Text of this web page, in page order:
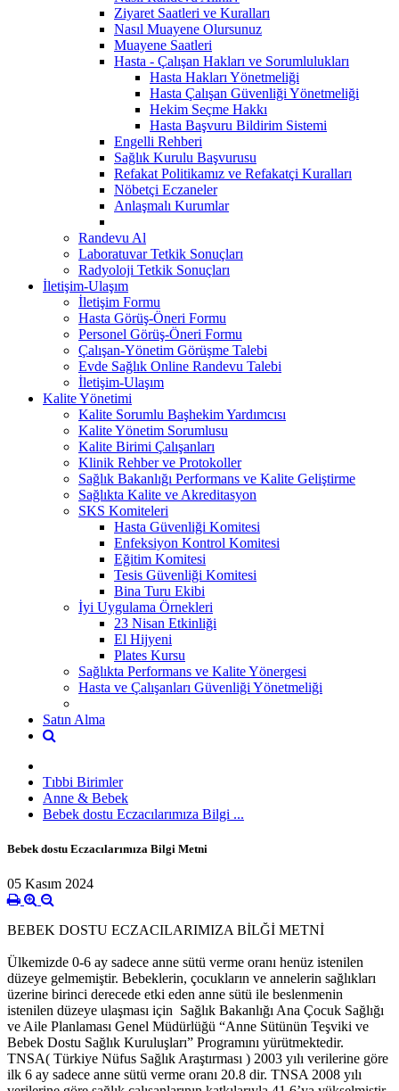
Ziyaret Saatleri ve Kuralları
Nasıl Muayene Olursunuz
Muayene Saatleri
Hasta - Çalışan Hakları ve Sorumlulukları
Hasta Hakları Yönetmeliği
Hasta Çalışan Güvenliği Yönetmeliği
Hekim Seçme Hakkı
Hasta Başvuru Bildirim Sistemi
Engelli Rehberi
Sağlık Kurulu Başvurusu
Refakat Politikamız ve Refakatçi Kuralları
Nöbetçi Eczaneler
Anlaşmalı Kurumlar
Randevu Al
Laboratuvar Tetkik Sonuçları
Radyoloji Tetkik Sonuçları
İletişim-Ulaşım
İletişim Formu
Hasta Görüş-Öneri Formu
Personel Görüş-Öneri Formu
Çalışan-Yönetim Görüşme Talebi
Evde Sağlık Online Randevu Talebi
İletişim-Ulaşım
Kalite Yönetimi
Kalite Sorumlu Başhekim Yardımcısı
Kalite Yönetim Sorumlusu
Kalite Birimi Çalışanları
Klinik Rehber ve Protokoller
Sağlık Bakanlığı Performans ve Kalite Geliştirme
Sağlıkta Kalite ve Akreditasyon
SKS Komiteleri
Hasta Güvenliği Komitesi
Enfeksiyon Kontrol Komitesi
Eğitim Komitesi
Tesis Güvenliği Komitesi
Bina Turu Ekibi
İyi Uygulama Örnekleri
23 Nisan Etkinliği
El Hijyeni
Plates Kursu
Sağlıkta Performans ve Kalite Yönergesi
Hasta ve Çalışanları Güvenliği Yönetmeliği
Satın Alma
Tıbbi Birimler
Anne & Bebek
Bebek dostu Eczacılarımıza Bilgi ...
Bebek dostu Eczacılarımıza Bilgi Metni
05 Kasım 2024
BEBEK DOSTU ECZACILARIMIZA BİLĞİ METNİ
Ülkemizde 0-6 ay sadece anne sütü verme oranı henüz istenilen
düzeye gelmemiştir. Bebeklerin, çocukların ve annelerin sağlıkları
üzerine birinci derecede etki eden anne sütü ile beslenmenin
istenilen düzeye ulaşması için Sağlık Bakanlığı Ana Çocuk Sağlığı
ve Aile Planlaması Genel Müdürlüğü “Anne Sütünün Teşviki ve
Bebek Dostu Sağlık Kuruluşları” Programını yürütmektedir.
TNSA( Türkiye Nüfus Sağlık Araştırması ) 2003 yılı verilerine göre
ilk 6 ay sadece anne sütü verme oranı 20.8 dir. TNSA 2008 yılı